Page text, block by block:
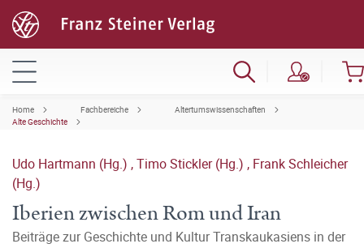
Home Fachbereiche
Altertumswissenschaften
Alte Geschichte
Udo Hartmann (Hg.) ,Timo Stickler (Hg.) , Frank Schleicher
(Hg.)
Iberien zwischen Rom und Iran
Beiträge zur Geschichte und Kultur Transkaukasiens in der